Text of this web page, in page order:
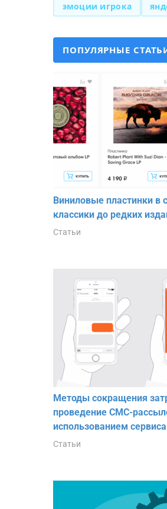
эмоции игрока
ПОПУЛЯРНЫЕ
Виниловые пластинки в
классики до редких
Статьи
Методы сокращения
проведение СМС-
использованием
Статьи